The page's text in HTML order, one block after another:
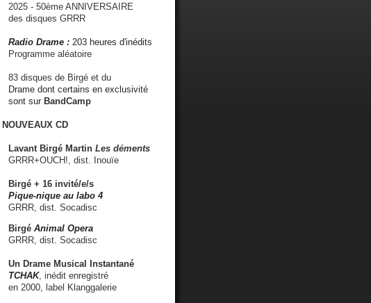
2025 - 50ème ANNIVERSAIRE
des disques GRRR
Radio Drame : 203 heures d'inédits
Programme aléatoire
83 disques de Birgé et du
Drame dont certains en exclusivité
sont sur BandCamp
NOUVEAUX CD
Lavant Birgé Martin Les déments
GRRR+OUCH!, dist. Inouïe
Birgé + 16 invité/e/s
Pique-nique au labo 4
GRRR, dist. Socadisc
Birgé Animal Opera
GRRR, dist. Socadisc
Un Drame Musical Instantané
TCHAK, inédit enregistré
en 2000, label Klanggalerie